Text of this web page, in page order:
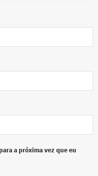
a próxima vez que eu